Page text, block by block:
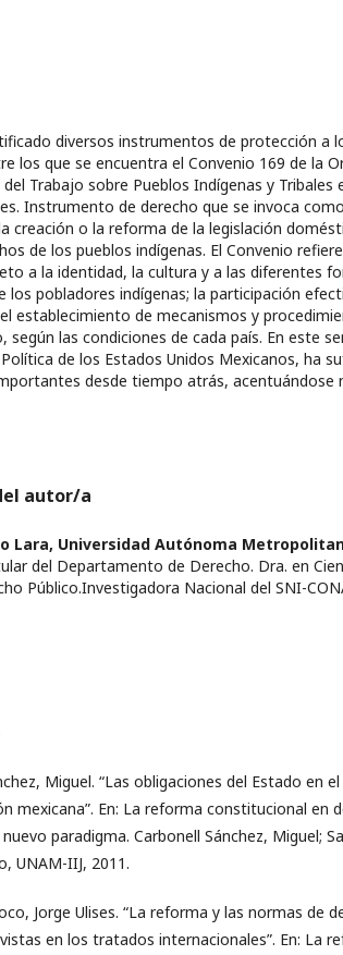
diversos instrumentos de protección a
los que se encuentra el Convenio 169 de la
Trabajo sobre Pueblos Indígenas y Tribales
Instrumento de derecho que se invoca
creación o la reforma de la legislación
de los pueblos indígenas. El Convenio
a la identidad, la cultura y a las diferentes
los pobladores indígenas; la participación
establecimiento de mecanismos y
según las condiciones de cada país. En este
de los Estados Unidos Mexicanos, ha
desde tiempo atrás, acentuándose
autor/a
Lara, Universidad Autónoma
del Departamento de Derecho. Dra. en
Público.Investigadora Nacional del SNI-
Miguel. “Las obligaciones del Estado en
mexicana”. En: La reforma constitucional en
paradigma. Carbonell Sánchez, Miguel;
UNAM-IIJ, 2011.
Jorge Ulises. “La reforma y las normas de
en los tratados internacionales”. En: La